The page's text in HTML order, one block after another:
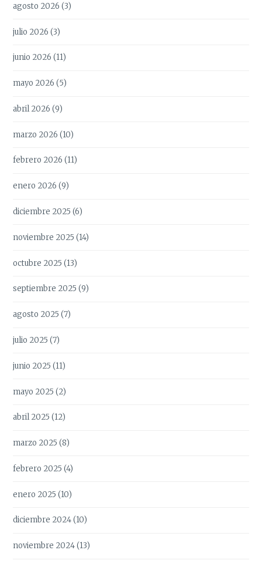
agosto 2026 (3)
julio 2026 (3)
junio 2026 (11)
mayo 2026 (5)
abril 2026 (9)
marzo 2026 (10)
febrero 2026 (11)
enero 2026 (9)
diciembre 2025 (6)
noviembre 2025 (14)
octubre 2025 (13)
septiembre 2025 (9)
agosto 2025 (7)
julio 2025 (7)
junio 2025 (11)
mayo 2025 (2)
abril 2025 (12)
marzo 2025 (8)
febrero 2025 (4)
enero 2025 (10)
diciembre 2024(10)
noviembre 2024(13)